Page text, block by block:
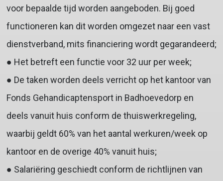
voor bepaalde tijd worden aangeboden. Bij goed
functioneren kan dit worden omgezet naar een vast
dienstverband, mits financiering wordt gegarandeerd;
● Het betreft een functie voor 32 uur per week;
● De taken worden deels verricht op het kantoor van
Fonds Gehandicaptensport in Badhoevedorp en
deels vanuit huis conform de thuiswerkregeling,
waarbij geldt 60% van het aantal werkuren/week op
kantoor en de overige 40% vanuit huis;
● Salariëring geschiedt conform de richtlijnen van